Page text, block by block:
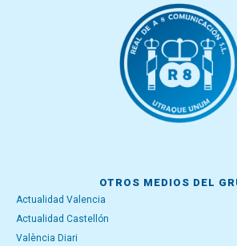
OTROS MEDIOS DEL
Actualidad Valencia
Actualidad Castellón
València Diari